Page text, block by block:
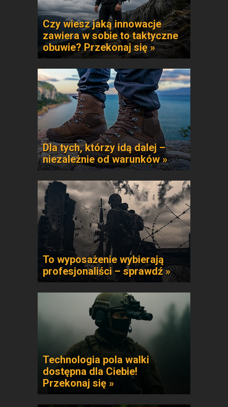
Czy wiesz jaką innowacje
zawiera w sobie to taktyczne
obuwie? Przekonaj się »
Dla tych, którzy idą dalej –
niezależnie od warunków »
To wyposażenie wybierają
profesjonaliści – sprawdź »
Technologia pola walki
dostępna dla Ciebie!
Przekonaj się »